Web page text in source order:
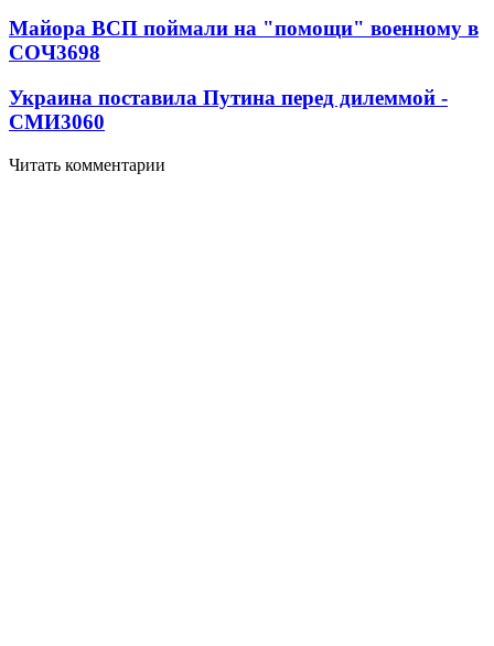
Майора ВСП поймали на "помощи" военному в
СОЧ3698
Украина поставила Путина перед дилеммой -
СМИ3060
Читать комментарии